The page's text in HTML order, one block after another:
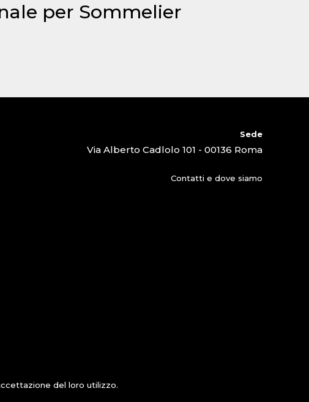
per Sommelier
Sede
Via Alberto Cadlolo 101 - 00136 Roma
Contatti e dove siamo
del loro utilizzo.